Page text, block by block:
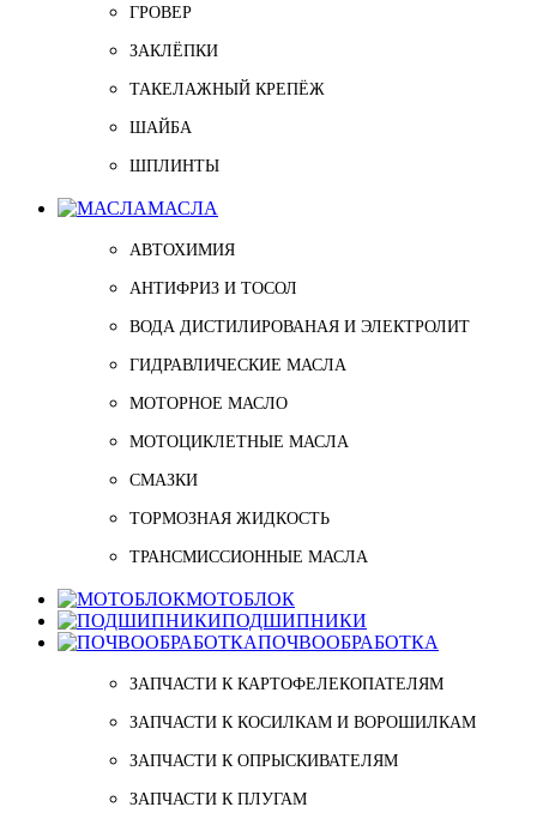
ГРОВЕР
ЗАКЛЁПКИ
ТАКЕЛАЖНЫЙ КРЕПЁЖ
ШАЙБА
ШПЛИНТЫ
МАСЛА
АВТОХИМИЯ
АНТИФРИЗ И ТОСОЛ
ВОДА ДИСТИЛИРОВАНАЯ И ЭЛЕКТРОЛИТ
ГИДРАВЛИЧЕСКИЕ МАСЛА
МОТОРНОЕ МАСЛО
МОТОЦИКЛЕТНЫЕ МАСЛА
СМАЗКИ
ТОРМОЗНАЯ ЖИДКОСТЬ
ТРАНСМИССИОННЫЕ МАСЛА
МОТОБЛОК
ПОДШИПНИКИ
ПОЧВООБРАБОТКА
ЗАПЧАСТИ К КАРТОФЕЛЕКОПАТЕЛЯМ
ЗАПЧАСТИ К КОСИЛКАМ И ВОРОШИЛКАМ
ЗАПЧАСТИ К ОПРЫСКИВАТЕЛЯМ
ЗАПЧАСТИ К ПЛУГАМ